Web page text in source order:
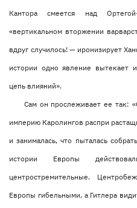
Кантора смеется над
«вертикальном вторжении
вдруг случилось! — иронизирует
истории одно явление вытекает
цепь влияний».
Сам он прослеживает ее так:
империю Каролингов распри
и занималась, что пыталась
истории Европы
центростремительные.
Европы гибельными, а Гитлера